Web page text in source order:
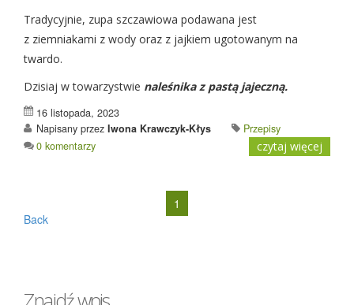
Tradycyjnie, zupa szczawiowa podawana jest
z ziemniakami z wody oraz z jajkiem ugotowanym na
twardo.
Dzisiaj w towarzystwie naleśnika z pastą jajeczną.
16 listopada, 2023
Napisany przez Iwona Krawczyk-Kłys
Przepisy
0 komentarzy
czytaj więcej
1
Back